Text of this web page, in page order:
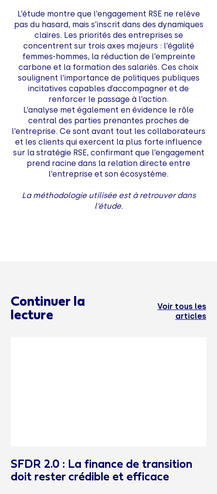
L’étude montre que l’engagement RSE ne relève
pas du hasard, mais s’inscrit dans des dynamiques
claires. Les priorités des entreprises se
concentrent sur trois axes majeurs : l’égalité
femmes-hommes, la réduction de l’empreinte
carbone et la formation des salariés. Ces choix
soulignent l’importance de politiques publiques
incitatives capables d’accompagner et de
renforcer le passage à l’action.
L’analyse met également en évidence le rôle
central des parties prenantes proches de
l’entreprise. Ce sont avant tout les collaborateurs
et les clients qui exercent la plus forte influence
sur la stratégie RSE, confirmant que l’engagement
prend racine dans la relation directe entre
l’entreprise et son écosystème.
La méthodologie utilisée est à retrouver dans
l’étude.
Continuer la
lecture
Voir tous les
articles
SFDR 2.0 : La finance de transition
doit rester crédible et efficace